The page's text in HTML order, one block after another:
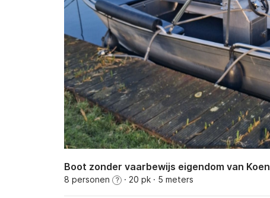
Boot zonder vaarbewijs eigendom van Koen
8 personen ? · 20 pk · 5 meters